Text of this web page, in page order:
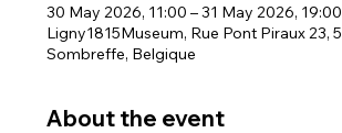
30 May 2026, 11:00 – 31 May 2026, 19:00
Ligny1815Museum, Rue Pont Piraux 23,
Sombreffe, Belgique
About the event